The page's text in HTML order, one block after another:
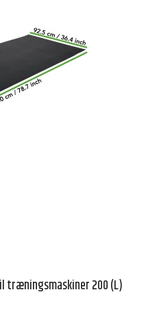
træningsmaskiner 200 (L)